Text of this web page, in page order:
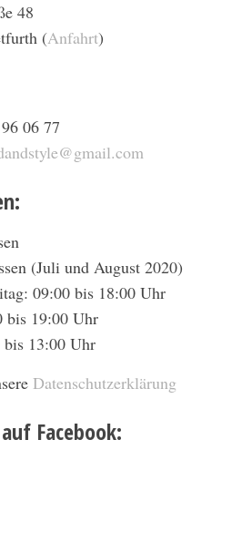
48
(Anfahrt)
06 77
(Juli und August 2020)
09:00 bis 18:00 Uhr
bis 19:00 Uhr
bis 13:00 Uhr
Datenschutzerklärung
Facebook: